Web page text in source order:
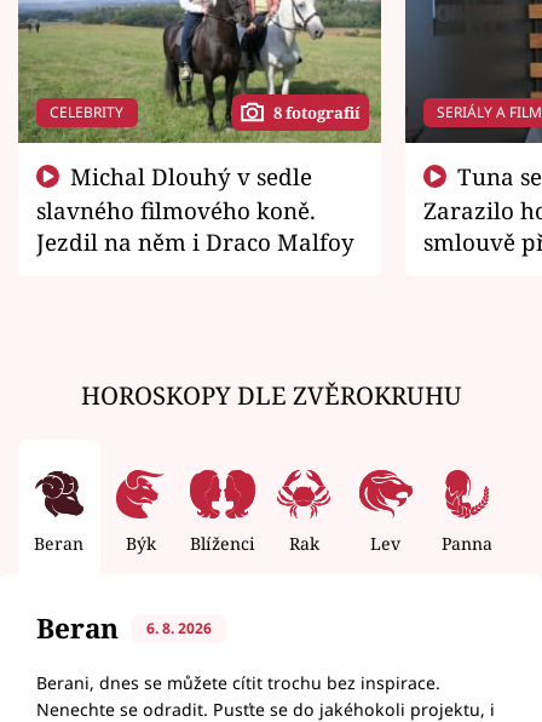
CELEBRITY 8 fotografií
slavného filmového koně.
Jezdil na něm i Draco Malfoy
SERIÁLY A
Zarazilo
smlouvě
HOROSKOPY DLE ZVĚROKRUHU
Beran Býk Blíženci Rak Lev Panna
Beran 6. 8. 2026
Berani, dnes se můžete cítit trochu bez inspirace.
Nenechte se odradit. Pusťte se do jakéhokoli projektu, i